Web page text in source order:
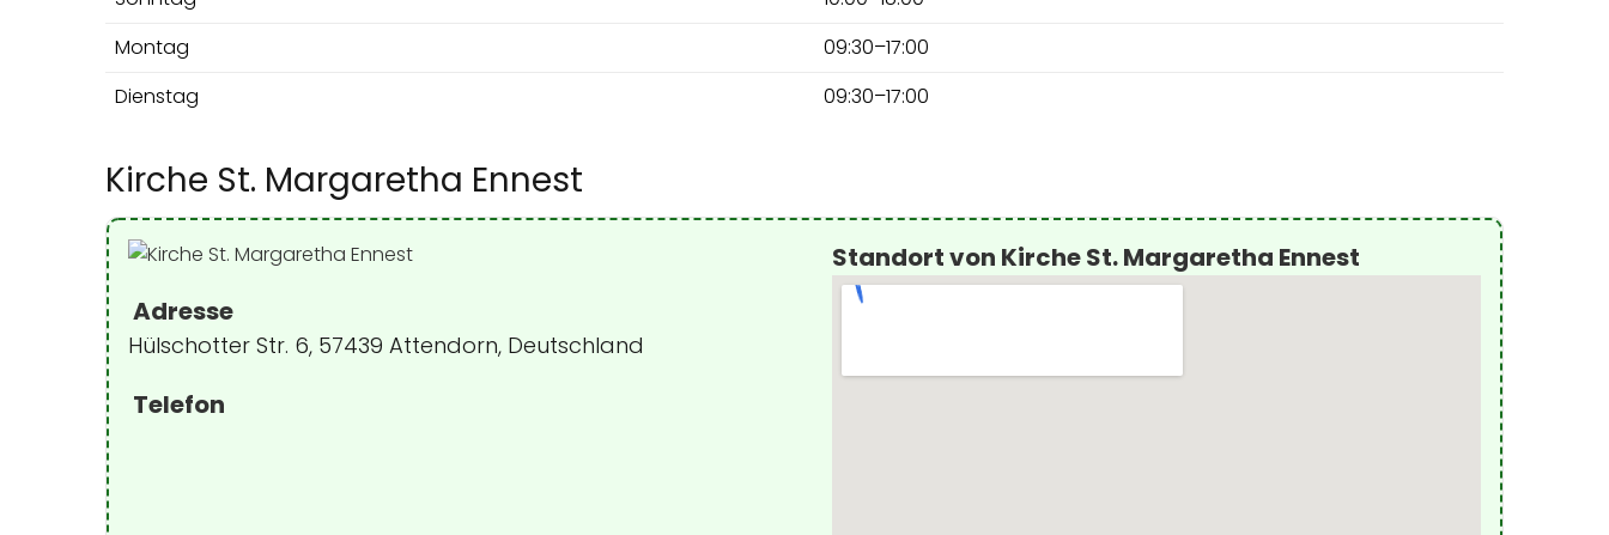
Montag
09:30–17:00
Dienstag
09:30–17:00
Kirche St. Margaretha Ennest
Adresse
Hülschotter Str. 6, 57439 Attendorn, Deutschland
Telefon
Standort von Kirche St. Margaretha Ennest